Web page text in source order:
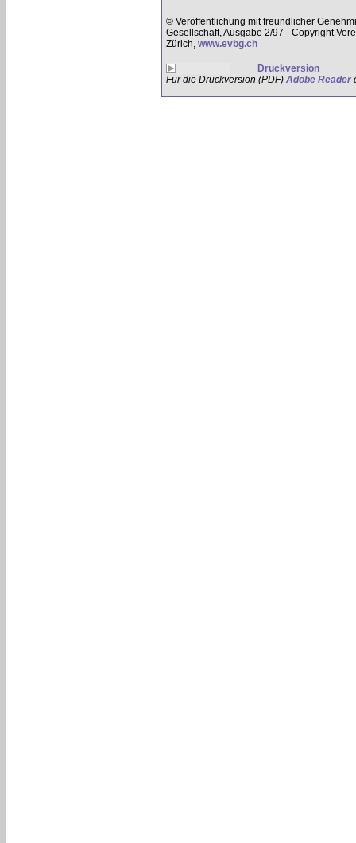
© Veröffentlichung mit freundlicher
Gesellschaft, Ausgabe 2/97 - Copyright
Zürich, www.evbg.ch
Druckversion
Für die Druckversion (PDF) Adobe Reader